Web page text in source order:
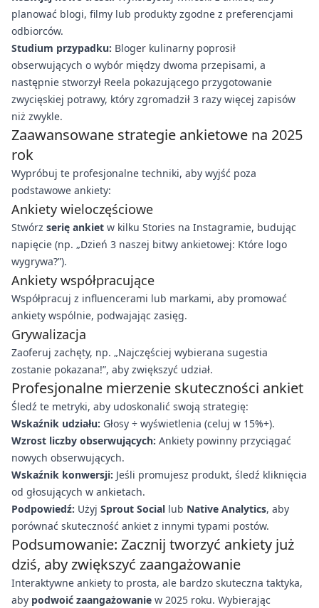
planować blogi, filmy lub produkty zgodne z preferencjami
odbiorców.
Studium przypadku: Bloger kulinarny poprosił
obserwujących o wybór między dwoma przepisami, a
następnie stworzył Reela pokazującego przygotowanie
zwycięskiej potrawy, który zgromadził 3 razy więcej zapisów
niż zwykle.
Zaawansowane strategie ankietowe na 2025
rok
Wypróbuj te profesjonalne techniki, aby wyjść poza
podstawowe ankiety:
Ankiety wieloczęściowe
Stwórz serię ankiet w kilku Stories na Instagramie, budując
napięcie (np. „Dzień 3 naszej bitwy ankietowej: Które logo
wygrywa?”).
Ankiety współpracujące
Współpracuj z influencerami lub markami, aby promować
ankiety wspólnie, podwajając zasięg.
Grywalizacja
Zaoferuj zachęty, np. „Najczęściej wybierana sugestia
zostanie pokazana!”, aby zwiększyć udział.
Profesjonalne mierzenie skuteczności ankiet
Śledź te metryki, aby udoskonalić swoją strategię:
Wskaźnik udziału: Głosy ÷ wyświetlenia (celuj w 15%+).
Wzrost liczby obserwujących: Ankiety powinny przyciągać
nowych obserwujących.
Wskaźnik konwersji: Jeśli promujesz produkt, śledź kliknięcia
od głosujących w ankietach.
Podpowiedź: Użyj Sprout Social lub Native Analytics, aby
porównać skuteczność ankiet z innymi typami postów.
Podsumowanie: Zacznij tworzyć ankiety już
dziś, aby zwiększyć zaangażowanie
Interaktywne ankiety to prosta, ale bardzo skuteczna taktyka,
aby podwoić zaangażowanie w 2025 roku. Wybierając